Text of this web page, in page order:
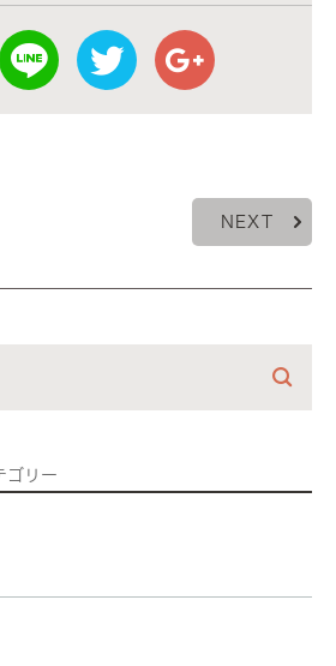
NEXT
ゴリー